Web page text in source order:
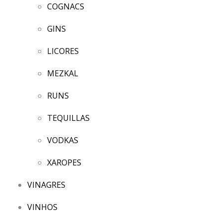
COGNACS
GINS
LICORES
MEZKAL
RUNS
TEQUILLAS
VODKAS
XAROPES
VINAGRES
VINHOS